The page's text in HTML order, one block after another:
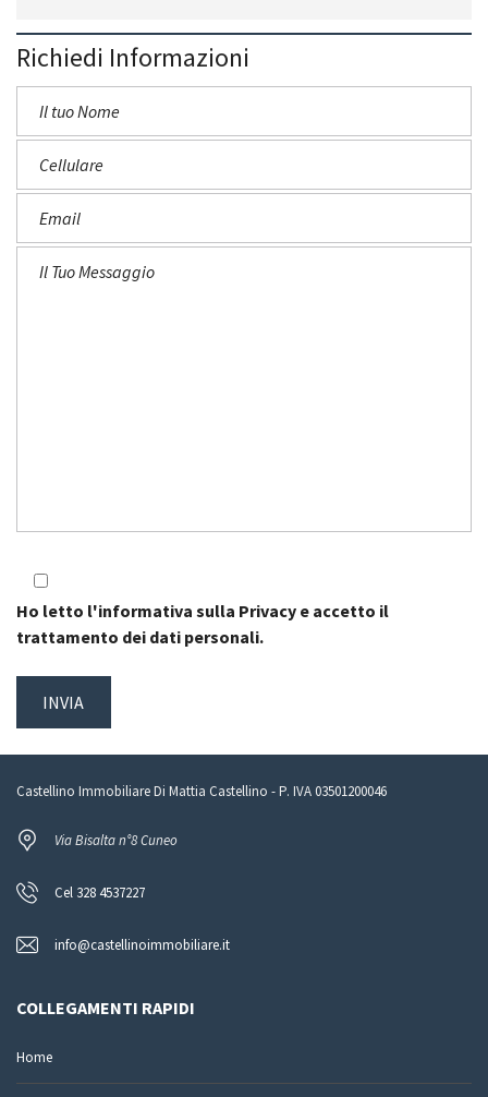
Richiedi Informazioni
Ho letto l'informativa sulla Privacy e accetto il
trattamento dei dati personali.
Castellino Immobiliare Di Mattia Castellino - P. IVA 03501200046
Via Bisalta n°8 Cuneo
Cel 328 4537227
info@castellinoimmobiliare.it
COLLEGAMENTI RAPIDI
Home